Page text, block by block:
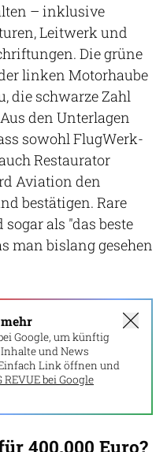
– inklusive
Leitwerk und
Die grüne
linken Motorhaube
die schwarze Zahl
den Unterlagen
sowohl FlugWerk-
Restaurator
Aviation den
bestätigen. Rare
als "das beste
man bislang gesehen
Google, um künftig
und News
Link öffnen und
REVUE bei Google
400.000 Euro?